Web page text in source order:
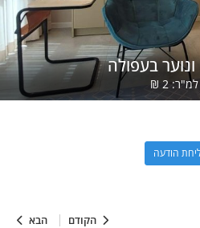
הקודם הבא
ונוער בעפולה
למ"ר:2
₪
הודעה